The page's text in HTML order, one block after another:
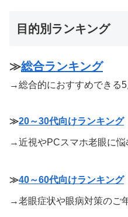
目的別ランキング
≫総合ランキング
→総合的におすすめできる
≫20～30代向けランキング
→近視やPCスマホ老眼に悩
≫40～60代向けランキング
→老眼症状や眼病対策のご